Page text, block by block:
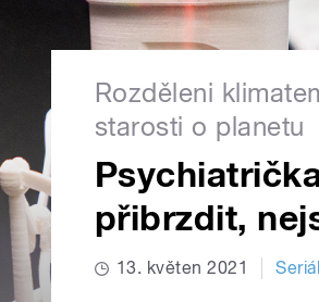
Rozděleni
starosti o planetu
přibrzdit,
13. květen 2021